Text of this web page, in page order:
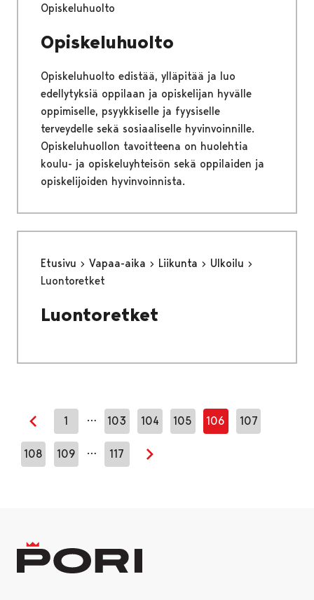
Opiskeluhuolto
Opiskeluhuolto
Opiskeluhuolto edistää, ylläpitää ja luo
edellytyksiä oppilaan ja opiskelijan hyvälle
oppimiselle, psyykkiselle ja fyysiselle
terveydelle sekä sosiaaliselle hyvinvoinnille.
Opiskeluhuollon tavoitteena on huolehtia
koulu- ja opiskeluyhteisön sekä oppilaiden ja
opiskelijoiden hyvinvoinnista.
Etusivu Vapaa-aika Liikunta
Ulkoilu
Luontoretket
Luontoretket
Edellinen sivu
1 … 103 104 105 106 107
108 109 … 117
Seuraava sivu